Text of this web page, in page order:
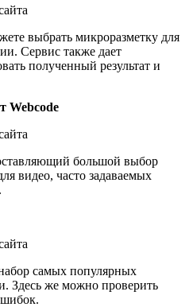
выбрать микроразметку для
Сервис также дает
полученный результат и
Webcode
большой выбор
видео, часто задаваемых
самых популярных
Здесь же можно проверить